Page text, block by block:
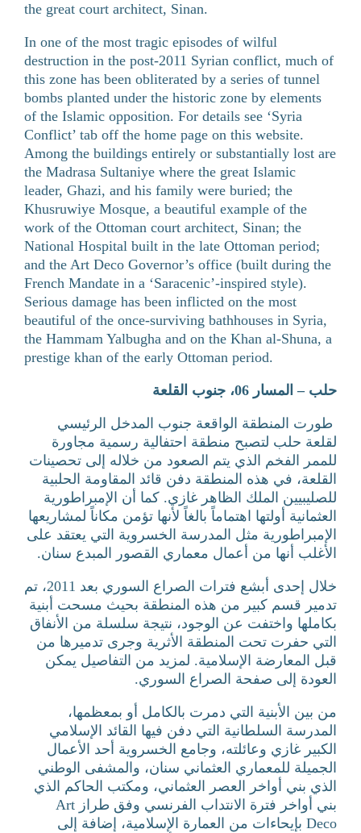
the great court architect, Sinan.
In one of the most tragic episodes of wilful
destruction in the post-2011 Syrian conflict, much of
this zone has been obliterated by a series of tunnel
bombs planted under the historic zone by elements
of the Islamic opposition. For details see ‘Syria
Conflict’ tab off the home page on this website.
Among the buildings entirely or substantially lost are
the Madrasa Sultaniye where the great Islamic
leader, Ghazi, and his family were buried; the
Khusruwiye Mosque, a beautiful example of the
work of the Ottoman court architect, Sinan; the
National Hospital built in the late Ottoman period;
and the Art Deco Governor’s office (built during the
French Mandate in a ‘Saracenic’-inspired style).
Serious damage has been inflicted on the most
beautiful of the once-surviving bathhouses in Syria,
the Hammam Yalbugha and on the Khan al-Shuna, a
prestige khan of the early Ottoman period.
حلب – المسار 06 ، جنوب القلعة
طورت المنطقة الواقعة جنوب المدخل الرئيسي
لقلعة حلب لتصبح منطقة احتفالية رسمية مجاورة
للممر الفخم الذي يتم الصعود من خلاله إلى تحصينات
القلعة، في هذه المنطقة دفن قائد المقاومة الحلبية
للصليبيين الملك الظاهر غازي. كما أن الإمبراطورية
العثمانية أولتها اهتماماً بالغاً لأنها تؤمن مكاناً لمشاريعها
الإمبراطورية مثل المدرسة الخسروية التي يعتقد على
الأغلب أنها من أعمال معماري القصور المبدع سنان.
خلال إحدى أبشع فترات الصراع السوري بعد 2011، تم
تدمير قسم كبير من هذه المنطقة بحيث مسحت أبنية
بكاملها واختفت عن الوجود، نتيجة سلسلة من الأنفاق
التي حفرت تحت المنطقة الأثرية وجرى تدميرها من
قبل المعارضة الإسلامية. لمزيد من التفاصيل يمكن
العودة إلى صفحة الصراع السوري.
من بين الأبنية التي دمرت بالكامل أو بمعظمها،
المدرسة السلطانية التي دفن فيها القائد الإسلامي
الكبير غازي وعائلته، وجامع الخسروية أحد الأعمال
الجميلة للمعماري العثماني سنان، والمشفى الوطني
الذي بني أواخر العصر العثماني، ومكتب الحاكم الذي
بني أواخر فترة الانتداب الفرنسي وفق طراز Art
Deco بإيحاءات من العمارة الإسلامية، إضافة إلى